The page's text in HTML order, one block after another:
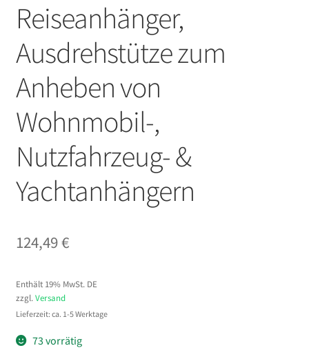
Reiseanhänger,
Ausdrehstütze zum
Anheben von
Wohnmobil-,
Nutzfahrzeug- &
Yachtanhängern
124,49€
Enthält 19% MwSt. DE
zzgl. Versand
Lieferzeit: ca. 1-5 Werktage
73 vorrätig